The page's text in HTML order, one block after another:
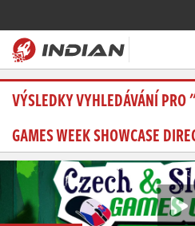
Magazín
Recenze
Videa
Soutěže
VÝSLEDKY VYHLEDÁVÁNÍ PRO
GAMES WEEK SHOWCASE